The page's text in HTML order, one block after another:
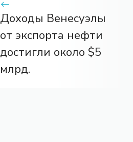
Доходы Венесуэлы
от экспорта нефти
достигли около $5
млрд.